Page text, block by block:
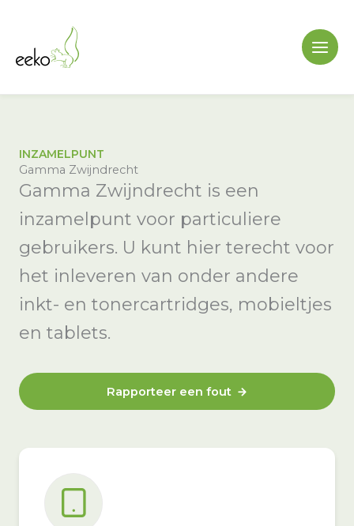
inhoud
INZAMELPUNT
Gamma Zwijndrecht
Gamma Zwijndrecht is een
inzamelpunt voor particuliere
gebruikers. U kunt hier terecht voor
het inleveren van onder andere
inkt- en tonercartridges, mobieltjes
en tablets.
Rapporteer een fout